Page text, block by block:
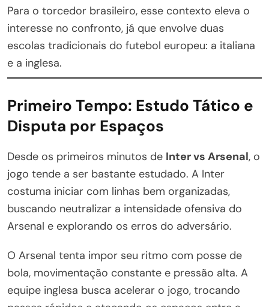
Para o torcedor brasileiro, esse contexto eleva o
interesse no confronto, já que envolve duas
escolas tradicionais do futebol europeu: a italiana
e a inglesa.
Primeiro Tempo: Estudo Tático e
Disputa por Espaços
Desde os primeiros minutos de Inter vs Arsenal, o
jogo tende a ser bastante estudado. A Inter
costuma iniciar com linhas bem organizadas,
buscando neutralizar a intensidade ofensiva do
Arsenal e explorando os erros do adversário.
O Arsenal tenta impor seu ritmo com posse de
bola, movimentação constante e pressão alta. A
equipe inglesa busca acelerar o jogo, trocando